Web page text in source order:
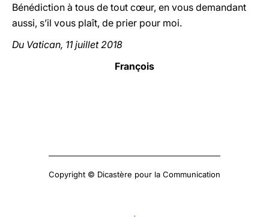
Bénédiction à tous de tout cœur, en vous demandant
aussi, s’il vous plaît, de prier pour moi.
Du Vatican, 11 juillet 2018
François
Copyright © Dicastère pour la Communication